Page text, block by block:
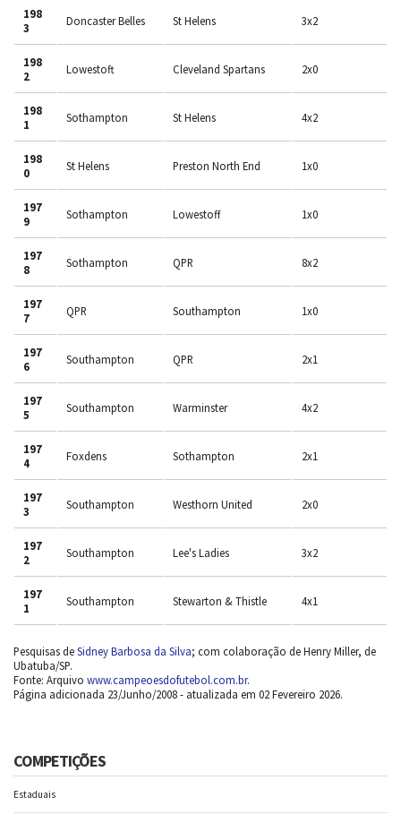
198
3
Doncaster Belles St Helens 3x2
198
2
Lowestoft Cleveland Spartans 2x0
198
1
Sothampton St Helens 4x2
198
0
St Helens Preston North End 1x0
197
9
Sothampton Lowestoff 1x0
197
8
Sothampton QPR 8x2
197
7
QPR Southampton 1x0
197
6
Southampton QPR 2x1
197
5
Southampton Warminster 4x2
197
4
Foxdens Sothampton 2x1
197
3
Southampton Westhorn United 2x0
197
2
Southampton Lee's Ladies 3x2
197
1
Southampton Stewarton & Thistle 4x1
Pesquisas deSidney Barbosa da Silva; com colaboração de Henry Miller, de
Ubatuba/SP.
Fonte: Arquivo www.campeoesdofutebol.com.br.
Página adicionada 23/Junho/2008 - atualizada em 02 Fevereiro 2026.
COMPETIÇÕES
Estaduais